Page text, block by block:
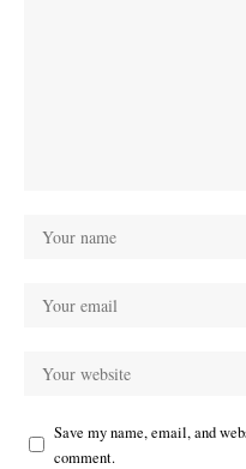
Save my name, email, and
comment.